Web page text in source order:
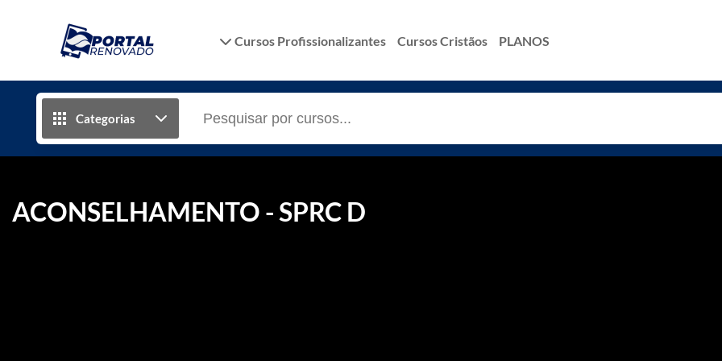
Cursos Profissionalizantes Cursos Cristãos PLANOS
Categorias
ACONSELHAMENTO - SPRC D